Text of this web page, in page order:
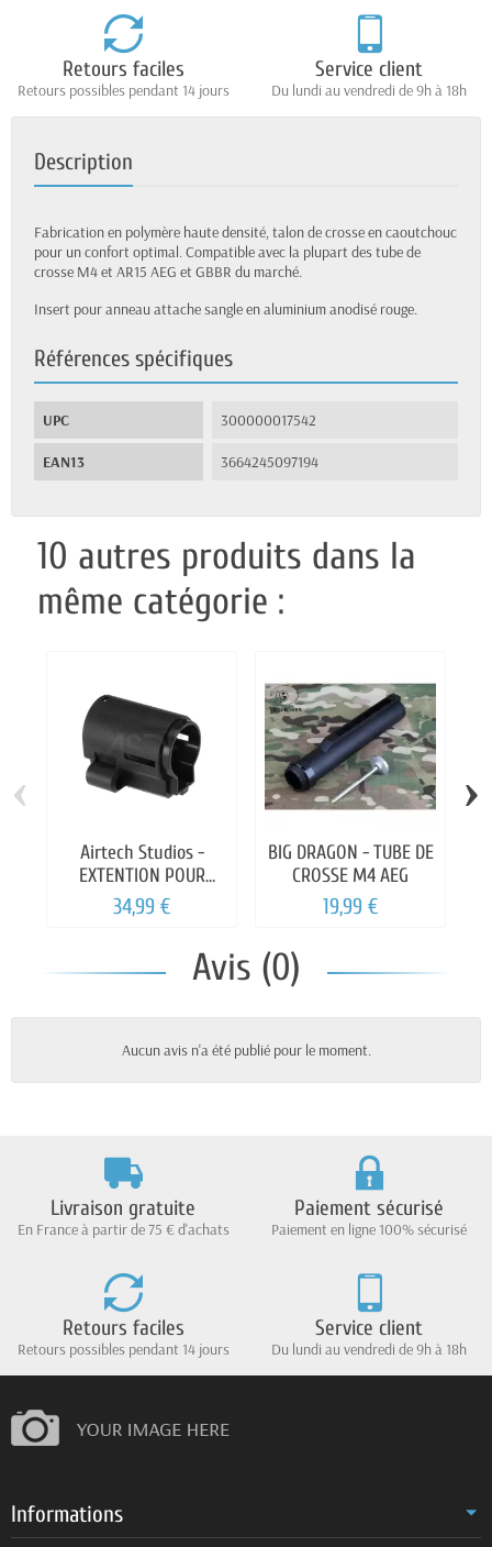
Retours faciles
Retours possibles pendant 14 jours
Service client
Du lundi au vendredi de 9h à 18h
Description
Fabrication en polymère haute densité, talon de crosse en caoutchouc
pour un confort optimal. Compatible avec la plupart des tube de
crosse M4 et AR15 AEG et GBBR du marché.
Insert pour anneau attache sangle en aluminium anodisé rouge.
Références spécifiques
UPC 300000017542
EAN13 3664245097194
10 autres produits dans la
même catégorie :
Airtech Studios -
EXTENTION POUR
CROSSE ARP9/ARP556
34,99 €
BIG DRAGON - TUBE DE
CROSSE M4 AEG
19,99 €
‹ ›
Avis (0)
Aucun avis n'a été publié pour le moment.
Livraison gratuite
En France à partir de 75 € d'achats
Paiement sécurisé
Paiement en ligne 100% sécurisé
Retours faciles
Retours possibles pendant 14 jours
Service client
Du lundi au vendredi de 9h à 18h
Informations